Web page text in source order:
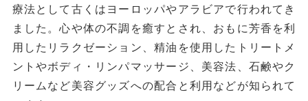
療法として古くはヨーロッパやアラビアで行われてき
ました。心や体の不調を癒すとされ、おもに芳香を利
用したリラクゼーション、精油を使用したトリートメ
ントやボディ・リンパマッサージ、美容法、石鹸やク
リームなど美容グッズへの配合と利用などが知られて